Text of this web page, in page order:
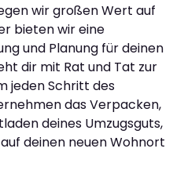
wir großen Wert auf
bieten wir eine
und Planung für deinen
dir mit Rat und Tat zur
jeden Schritt des
das Verpacken,
deines Umzugsguts,
deinen neuen Wohnort